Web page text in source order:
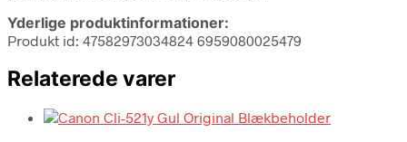
Yderlige produktinformationer:
Produkt id: 47582973034824 6959080025479
Relaterede varer